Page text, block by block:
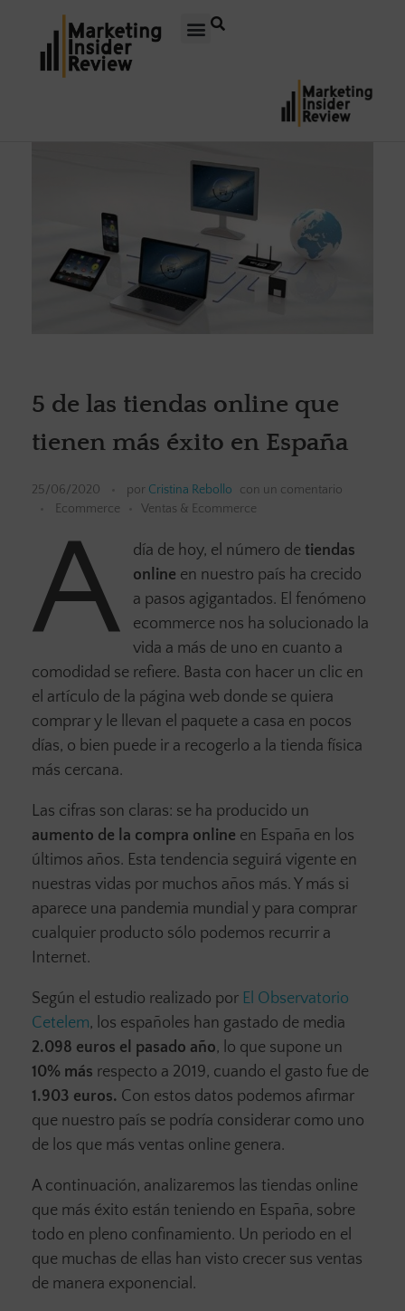
5 de las tiendas online que
tienen más éxito en España
25/06/2020 por Cristina Rebollo con un comentario
Ecommerce
Ventas & Ecommerce
A día de hoy, el número de tiendas
online en nuestro país ha crecido
a pasos agigantados. El fenómeno
ecommerce nos ha solucionado la
vida a más de uno en cuanto a
comodidad se refiere. Basta con hacer un clic en
el artículo de la página web donde se quiera
comprar y le llevan el paquete a casa en pocos
días, o bien puede ir a recogerlo a la tienda física
más cercana.
Las cifras son claras: se ha producido un
aumento de la compra online en España en los
últimos años. Esta tendencia seguirá vigente en
nuestras vidas por muchos años más. Y más si
aparece una pandemia mundial y para comprar
cualquier producto sólo podemos recurrir a
Internet.
Según el estudio realizado por El Observatorio
Cetelem, los españoles han gastado de media
2.098 euros el pasado año, lo que supone un
10% más respecto a 2019, cuando el gasto fue de
1.903 euros. Con estos datos podemos afirmar
que nuestro país se podría considerar como uno
de los que más ventas online genera.
A continuación, analizaremos las tiendas online
que más éxito están teniendo en España, sobre
todo en pleno confinamiento. Un periodo en el
que muchas de ellas han visto crecer sus ventas
de manera exponencial.